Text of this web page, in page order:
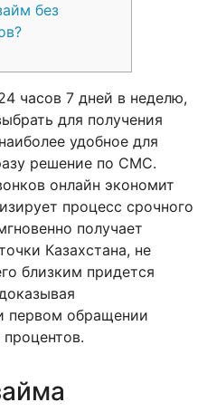
без
часов 7 дней в неделю,
для получения
удобное для
решение по СМС.
онлайн экономит
процесс срочного
получает
Казахстана, не
близким придется
первом обращении